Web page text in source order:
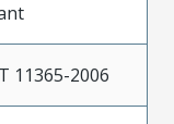
11365-2006